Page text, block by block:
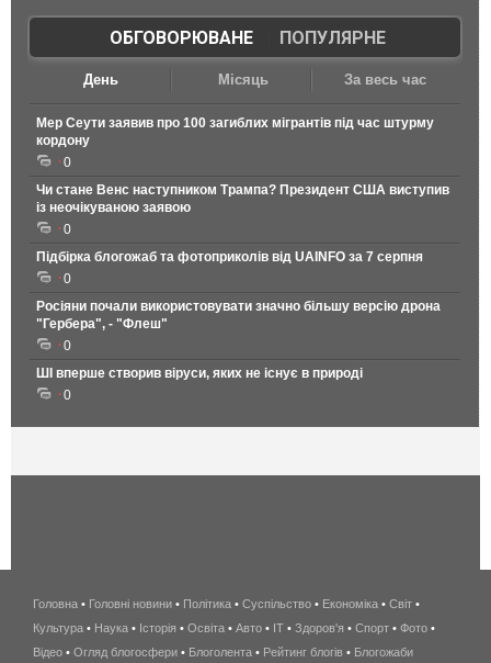
ОБГОВОРЮВАНЕ| ПОПУЛЯРНЕ
День Місяць За весь час
Мер Сеути заявив про 100 загиблих мігрантів під час штурму
кордону
0
Чи стане Венс наступником Трампа? Президент США виступив
із неочікуваною заявою
0
Підбірка блогожаб та фотоприколів від UAINFO за 7 серпня
0
Росіяни почали використовувати значно більшу версію дрона
"Гербера", - "Флеш"
0
ШІ вперше створив віруси, яких не існує в природі
0
беспроводной
интернет
киев
Головна • Головні новини • Політика • Суспільство • Економіка • Світ •
Культура • Наука • Історія • Освіта • Авто • IT • Здоров'я • Спорт • Фото •
Відео • Огляд блогосфери • Блоголента • Рейтинг блогів • Блогожаби